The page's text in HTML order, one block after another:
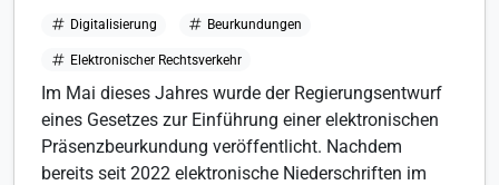
Digitalisierung Beurkundungen
Elektronischer Rechtsverkehr
Im Mai dieses Jahres wurde der Regierungsentwurf
eines Gesetzes zur Einführung einer elektronischen
Präsenzbeurkundung veröffentlicht. Nachdem
bereits seit 2022 elektronische Niederschriften im